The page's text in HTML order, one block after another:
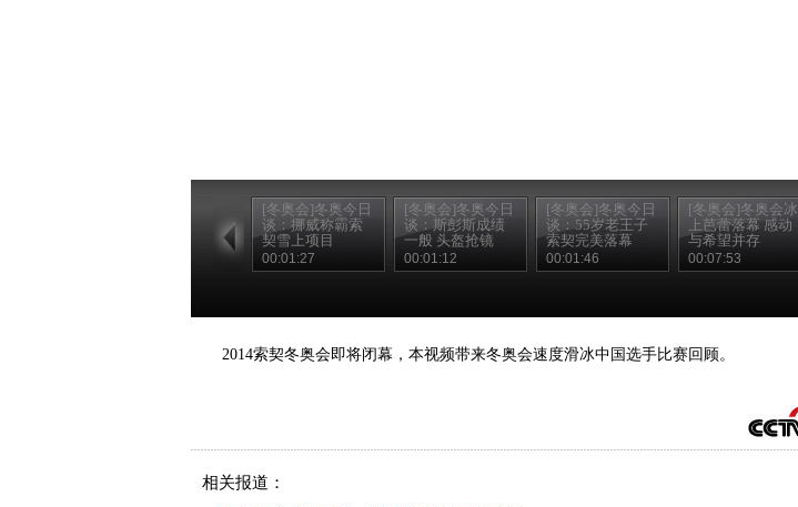
[冬奥会]冬奥今日
谈：挪威称霸索
契雪上项目
00:01:27
[冬奥会]冬奥今日
谈：斯彭斯成绩
一般 头盔抢镜
00:01:12
[冬奥会]冬奥今日
谈：55岁老王子
索契完美落幕
00:01:46
[冬奥会]冬奥会冰
上芭蕾落幕 感动
与希望并存
00:07:53
2014索契冬奥会即将闭幕，本视频带来冬奥会速度滑冰中国选手比赛回顾。
相关报道：